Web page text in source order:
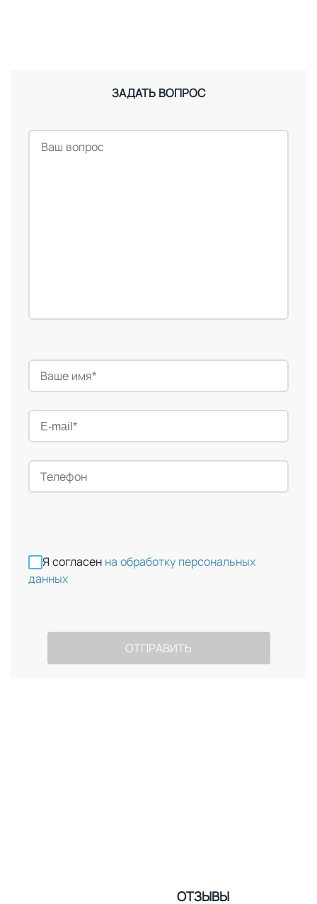
ЗАДАТЬ ВОПРОС
Я согласен на обработку персональных
данных
ОТЗЫВЫ